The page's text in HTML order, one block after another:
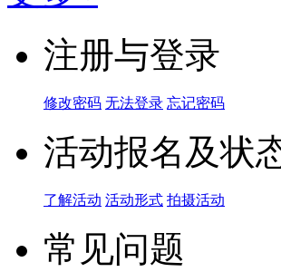
注册与登录
修改密码 无法登录 忘记密码
活动报名及状
了解活动 活动形式 拍摄活动
常见问题